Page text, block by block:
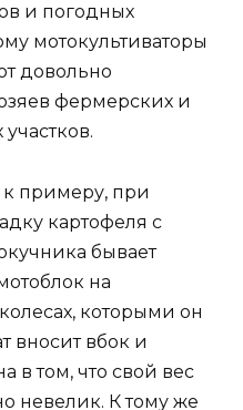
и погодных
мотокультиваторы
довольно
фермерских и
к примеру, при
картофеля с
бывает
на
которыми он
вносит вбок и
в том, что свой вес
невелик. К тому же